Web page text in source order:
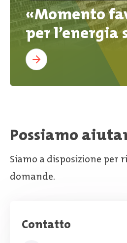
«Momento
per l’energia
Possiamo
Siamo a disposizione per
domande.
Contatto